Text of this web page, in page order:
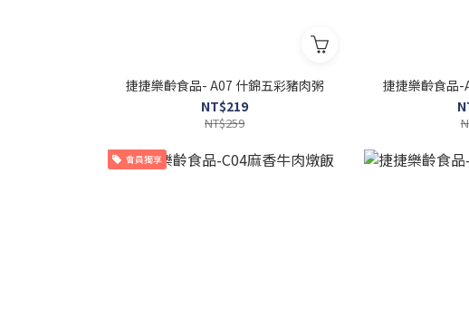
捷捷樂齡食品- A07 什錦五彩豬肉粥
NT$219
NT$259
捷捷樂齡食品-
會員獨享